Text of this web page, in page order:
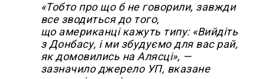
«Тобто про що б не говорили, завжди
все зводиться до того,
що американці кажуть типу: «Вийдіть
з Донбасу, і ми збудуємо для вас рай,
як домовились на Алясці», —
зазначило джерело УП, вказане